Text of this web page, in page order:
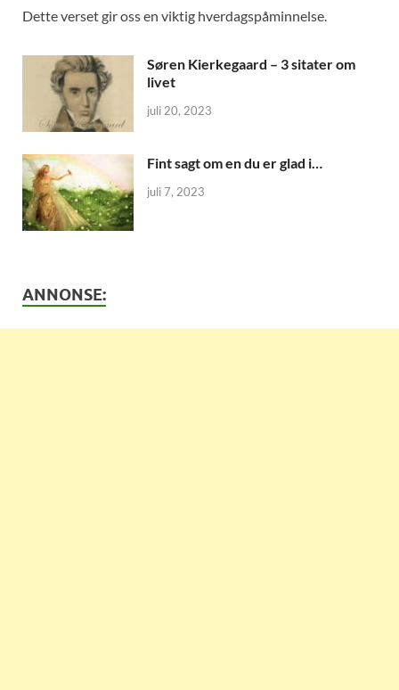
Dette verset gir oss en viktig hverdagspåminnelse.
Søren Kierkegaard – 3 sitater om
livet
juli 20, 2023
Fint sagt om en du er glad i…
juli 7, 2023
ANNONSE: